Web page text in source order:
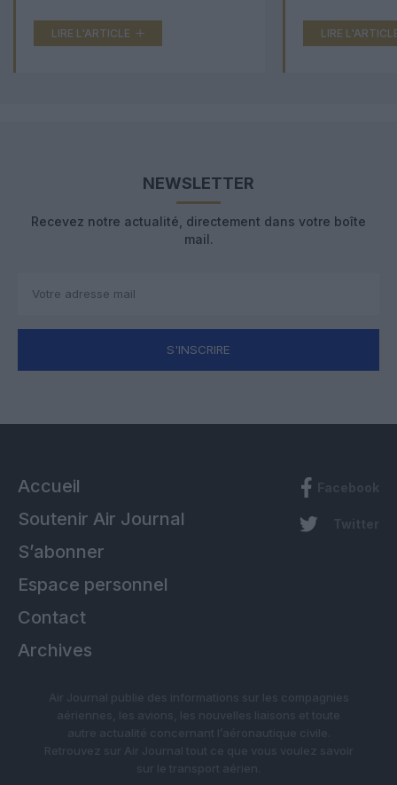
LIRE L'ARTICLE LIRE
NEWSLETTER
Recevez notre actualité, directement dans votre boîte
mail.
S'INSCRIRE
Accueil
Soutenir Air Journal
S’abonner
Espace personnel
Contact
Archives